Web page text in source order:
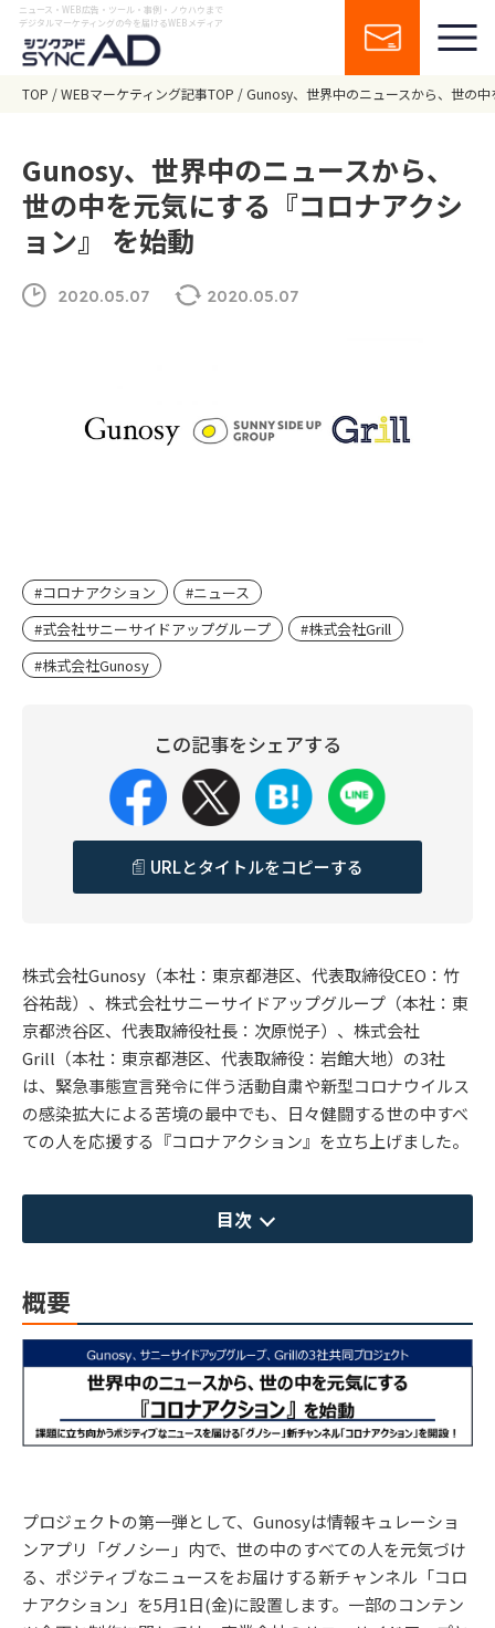
ニュース・WEB広告・ツール・事例・ノウハウまで
デジタルマーケティングの今を届けるWEBメディア
TOP WEBマーケティング記事TOP Gunosy、世界中のニュースから、世の
Gunosy、世界中のニュースから、
世の中を元気にする『コロナアクシ
ョン』 を始動
2020.05.07 2020.05.07
#コロナアクション
#ニュース
#式会社サニーサイドアップグループ
#株式会社Grill
#株式会社Gunosy
この記事をシェアする
URLとタイトルをコピーする
株式会社Gunosy（本社：東京都港区、代表取締役CEO：竹
谷祐哉）、株式会社サニーサイドアップグループ（本社：東
京都渋谷区、代表取締役社長：次原悦子）、株式会社
Grill（本社：東京都港区、代表取締役：岩館大地）の3社
は、緊急事態宣言発令に伴う活動自粛や新型コロナウイルス
の感染拡大による苦境の最中でも、日々健闘する世の中すべ
ての人を応援する『コロナアクション』を立ち上げました。
目次
概要
プロジェクトの第一弾として、Gunosyは情報キュレーショ
ンアプリ「グノシー」内で、世の中のすべての人を元気づけ
る、ポジティブなニュースをお届けする新チャンネル「コロ
ナアクション」を5月1日(金)に設置します。一部のコンテン